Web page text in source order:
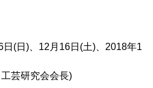
(日)、12月16日(土)、2018年1
芸研究会会長)